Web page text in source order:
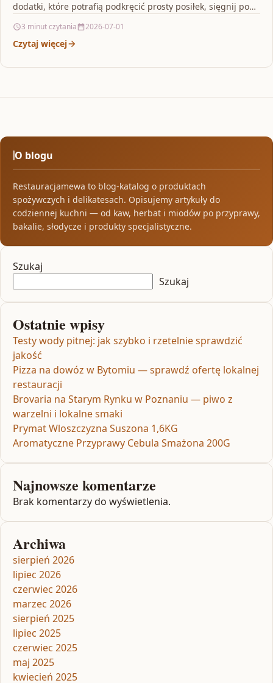
dodatki, które potrafią podkręcić prosty posiłek, sięgnij po…
3 minut czytania 2026-07-01
Czytaj więcej
O blogu
Restauracjamewa to blog-katalog o produktach
spożywczych i delikatesach. Opisujemy artykuły do
codziennej kuchni — od kaw, herbat i miodów po przyprawy,
bakalie, słodycze i produkty specjalistyczne.
Szukaj
Szukaj
Ostatnie wpisy
Testy wody pitnej: jak szybko i rzetelnie sprawdzić
jakość
Pizza na dowóz w Bytomiu — sprawdź ofertę lokalnej
restauracji
Brovaria na Starym Rynku w Poznaniu — piwo z
warzelni i lokalne smaki
Prymat Wloszczyzna Suszona 1,6KG
Aromatyczne Przyprawy Cebula Smażona 200G
Najnowsze komentarze
Brak komentarzy do wyświetlenia.
Archiwa
sierpień 2026
lipiec 2026
czerwiec 2026
marzec 2026
sierpień 2025
lipiec 2025
czerwiec 2025
maj 2025
kwiecień 2025